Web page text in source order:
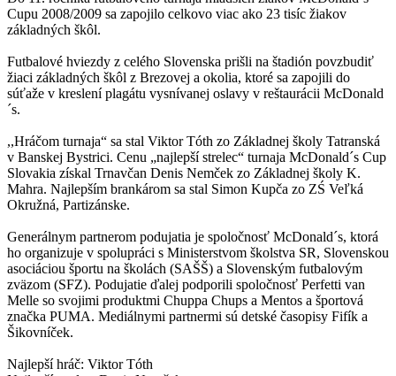
Cupu 2008/2009 sa zapojilo celkovo viac ako 23 tisíc žiakov
základných škôl.
Futbalové hviezdy z celého Slovenska prišli na štadión povzbudiť
žiaci základných škôl z Brezovej a okolia, ktoré sa zapojili do
súťaže v kreslení plagátu vysnívanej oslavy v reštaurácii McDonald
´s.
,,Hráčom turnaja“ sa stal Viktor Tóth zo Základnej školy Tatranská
v Banskej Bystrici. Cenu „najlepší strelec“ turnaja McDonald´s Cup
Slovakia získal Trnavčan Denis Nemček zo Základnej školy K.
Mahra. Najlepším brankárom sa stal Simon Kupča zo ZŚ Veľká
Okružná, Partizánske.
Generálnym partnerom podujatia je spoločnosť McDonald´s, ktorá
ho organizuje v spolupráci s Ministerstvom školstva SR, Slovenskou
asociáciou športu na školách (SAŠŠ) a Slovenským futbalovým
zväzom (SFZ). Podujatie ďalej podporili spoločnosť Perfetti van
Melle so svojimi produktmi Chuppa Chups a Mentos a športová
značka PUMA. Mediálnymi partnermi sú detské časopisy Fifík a
Šikovníček.
Najlepší hráč: Viktor Tóth